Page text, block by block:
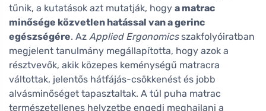
tűnik, a kutatások azt mutatják, hogy a matrac
minősége közvetlen hatással van a gerinc
egészségére. Az Applied Ergonomicsszakfolyóiratban
megjelent tanulmány megállapította, hogy azok a
résztvevők, akik közepes keménységű matracra
váltottak, jelentős hátfájás-csökkenést és jobb
alvásminőséget tapasztaltak. A túl puha matrac
természetellenes helyzetbe engedi meghajlani a